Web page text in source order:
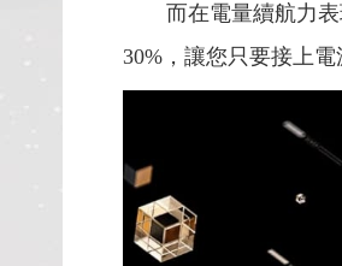
而在電量續航力表
30% ，讓您只要接上